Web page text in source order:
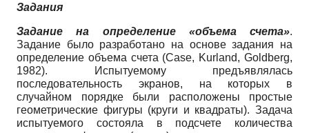
Задания
Задание на определение «объема счета».
Задание было разработано на основе задания на
определение объема счета (Case, Kurland, Goldberg,
1982). Испытуемому предъявлялась
последовательность экранов, на которых в
случайном порядке были расположены простые
геометрические фигуры (круги и квадраты). Задача
испытуемого состояла в подсчете количества